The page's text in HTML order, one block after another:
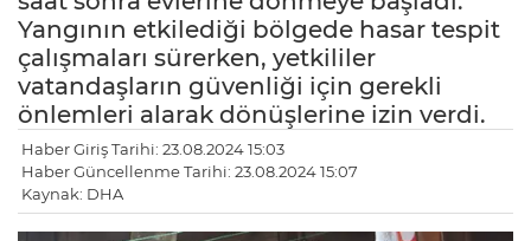
Yangının etkilediği bölgede hasar tespit
çalışmaları sürerken, yetkililer
vatandaşların güvenliği için gerekli
önlemleri alarak dönüşlerine izin verdi.
Haber Giriş Tarihi: 23.08.2024 15:03
Haber Güncellenme Tarihi: 23.08.2024 15:07
Kaynak: DHA